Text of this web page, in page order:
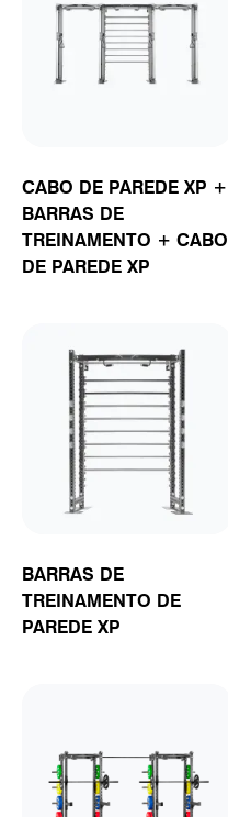
CABO DE PAREDE XP +
BARRAS DE
TREINAMENTO + CABO
DE PAREDE XP
BARRAS DE
TREINAMENTO DE
PAREDE XP